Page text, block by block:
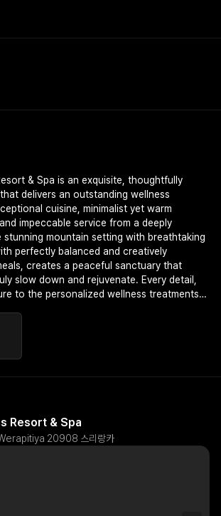
& Spa is an exquisite, thoughtfully
delivers an outstanding wellness
cuisine, minimalist yet warm
impeccable service from a deeply
mountain setting with breathtaking
perfectly balanced and creatively
creates a peaceful sanctuary that
slow down and rejuvenate. Every detail,
to the personalized wellness treatments
reflects a commitment to holistic well-
premium experience.
Resort & Spa
20908 스리랑카